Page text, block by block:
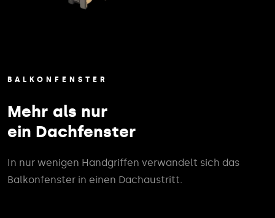
BALKONFENSTER
Mehr als nur
ein Dachfenster
In nur wenigen Handgriffen verwandelt sich das
Balkonfenster in einen Dachaustritt.